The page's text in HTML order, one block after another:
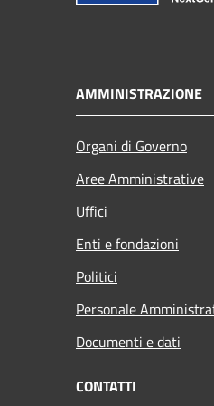
AMMINISTRAZIONE
Organi di Governo
Aree Amministrative
Uffici
Enti e fondazioni
Politici
Personale
Documenti e dati
CONTATTI